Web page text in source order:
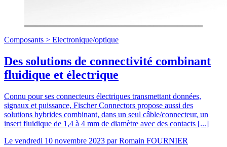
Composants > Electronique/optique
Des solutions de connectivité combinant
fluidique et électrique
Connu pour ses connecteurs électriques transmettant données,
signaux et puissance, Fischer Connectors propose aussi des
solutions hybrides combinant, dans un seul câble/connecteur, un
insert fluidique de 1,4 à 4 mm de diamètre avec des contacts [...]
Le vendredi 10 novembre 2023 parRomain FOURNIER